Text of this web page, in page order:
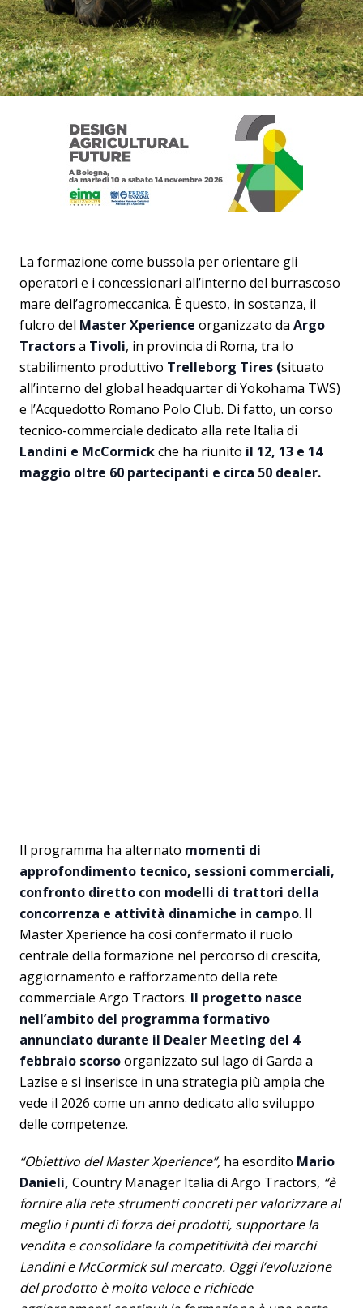
La formazione come bussola per orientare gli
operatori e i concessionari all’interno del burrascoso
mare dell’agromeccanica. È questo, in sostanza, il
fulcro del Master Xperience organizzato da Argo
Tractorsa Tivoli, in provincia di Roma, tra lo
stabilimento produttivo Trelleborg Tires (situato
all’interno del global headquarter di Yokohama TWS)
e l’Acquedotto Romano Polo Club. Di fatto, un corso
tecnico-commerciale dedicato alla rete Italia di
Landini e McCormickche ha riunito il 12, 13 e 14
maggio oltre 60 partecipanti e circa 50 dealer.
Il programma ha alternato momenti di
approfondimento tecnico, sessioni commerciali,
confronto diretto con modelli di trattori della
concorrenza e attività dinamiche in campo. Il
Master Xperience ha così confermato il ruolo
centrale della formazione nel percorso di crescita,
aggiornamento e rafforzamento della rete
commerciale Argo Tractors. Il progetto nasce
nell’ambito del programma formativo
annunciato durante il Dealer Meeting del 4
febbraio scorsoorganizzato sul lago di Garda a
Lazise e si inserisce in una strategia più ampia che
vede il 2026 come un anno dedicato allo sviluppo
delle competenze.
“Obiettivo del Master Xperience”, ha esordito Mario
Danieli, Country Manager Italia di Argo Tractors, “è
fornire alla rete strumenti concreti per valorizzare al
meglio i punti di forza dei prodotti, supportare la
vendita e consolidare la competitività dei marchi
Landini e McCormick sul mercato. Oggi l’evoluzione
del prodotto è molto veloce e richiede